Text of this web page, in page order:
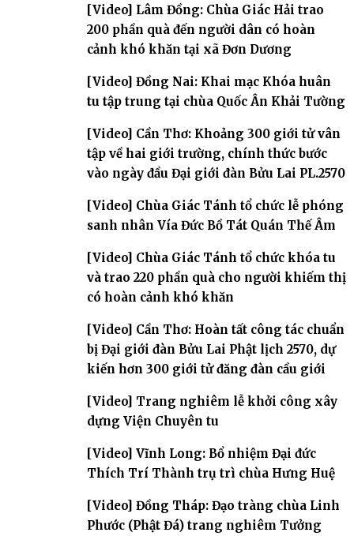
[Video] Lâm Đồng: Chùa Giác Hải trao
200 phần quà đến người dân có hoàn
cảnh khó khăn tại xã Đơn Dương
[Video] Đồng Nai: Khai mạc Khóa huân
tu tập trung tại chùa Quốc Ân Khải Tường
[Video] Cần Thơ: Khoảng 300 giới tử vân
tập về hai giới trường, chính thức bước
vào ngày đầu Đại giới đàn Bửu Lai PL.2570
[Video] Chùa Giác Tánh tổ chức lễ phóng
sanh nhân Vía Đức Bồ Tát Quán Thế Âm
[Video] Chùa Giác Tánh tổ chức khóa tu
và trao 220 phần quà cho người khiếm thị
có hoàn cảnh khó khăn
[Video] Cần Thơ: Hoàn tất công tác chuẩn
bị Đại giới đàn Bửu Lai Phật lịch 2570, dự
kiến hơn 300 giới tử đăng đàn cầu giới
[Video] Trang nghiêm lễ khởi công xây
dựng Viện Chuyên tu
[Video] Vĩnh Long: Bổ nhiệm Đại đức
Thích Trí Thành trụ trì chùa Hưng Huệ
[Video] Đồng Tháp: Đạo tràng chùa Linh
Phước (Phật Đá) trang nghiêm Tưởng